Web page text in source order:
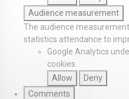
Audience measurement
The audience
statistics attendance to
Google Analytics
cookies.
Allow
Deny
Comments